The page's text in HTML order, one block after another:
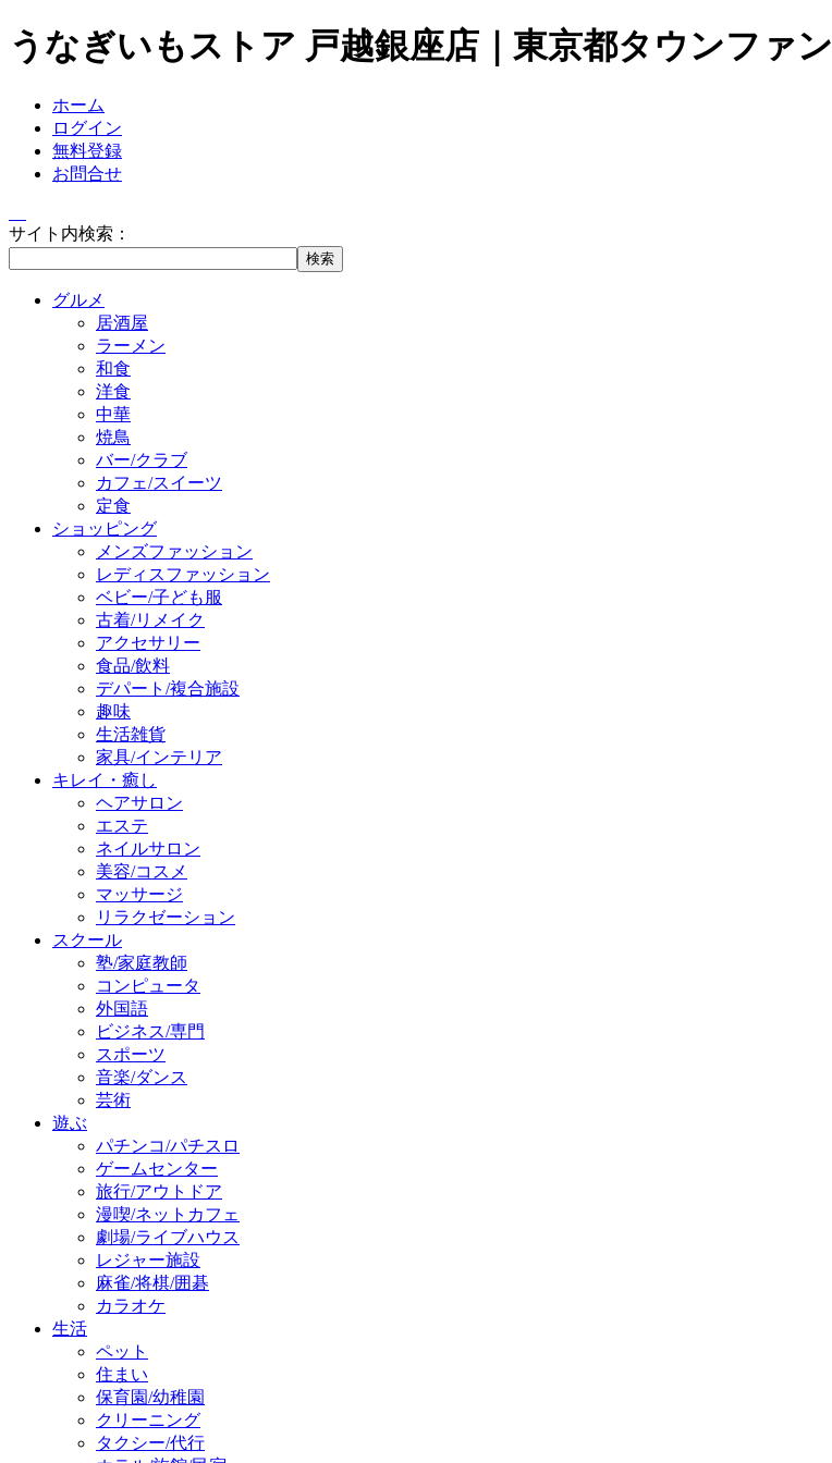
うなぎいもストア 戸越銀座店｜東京都タウンファン
ホーム
ログイン
無料登録
お問合せ
サイト内検索：
グルメ
居酒屋
ラーメン
和食
洋食
中華
焼鳥
バー/クラブ
カフェ/スイーツ
定食
ショッピング
メンズファッション
レディスファッション
ベビー/子ども服
古着/リメイク
アクセサリー
食品/飲料
デパート/複合施設
趣味
生活雑貨
家具/インテリア
キレイ・癒し
ヘアサロン
エステ
ネイルサロン
美容/コスメ
マッサージ
リラクゼーション
スクール
塾/家庭教師
コンピュータ
外国語
ビジネス/専門
スポーツ
音楽/ダンス
芸術
遊ぶ
パチンコ/パチスロ
ゲームセンター
旅行/アウトドア
漫喫/ネットカフェ
劇場/ライブハウス
レジャー施設
麻雀/将棋/囲碁
カラオケ
生活
ペット
住まい
保育園/幼稚園
クリーニング
タクシー/代行